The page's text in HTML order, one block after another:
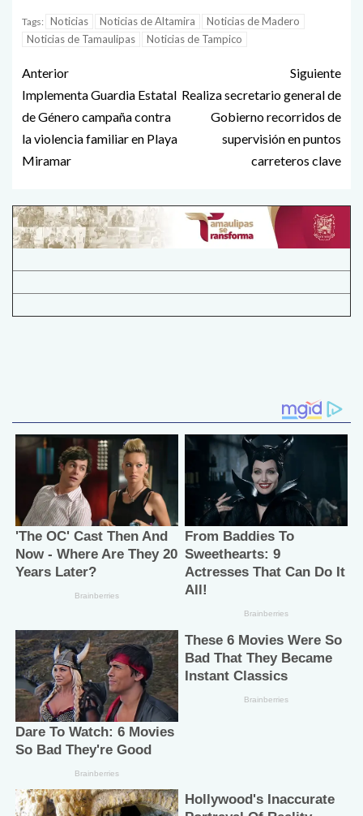
Tags: Noticias Noticias de Altamira
Noticias de Madero
Noticias de Tamaulipas
Noticias de Tampico
Anterior
Implementa Guardia Estatal
de Género campaña contra
la violencia familiar en Playa
Miramar
Siguiente
Realiza secretario general de
Gobierno recorridos de
supervisión en puntos
carreteros clave